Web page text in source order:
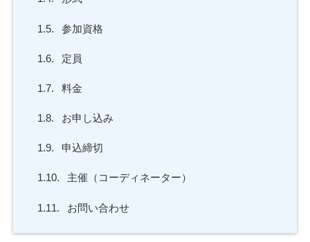
1.5. 参加資格
1.6. 定員
1.7. 料金
1.8. お申し込み
1.9. 申込締切
1.10. 主催（コーディネーター）
1.11. お問い合わせ